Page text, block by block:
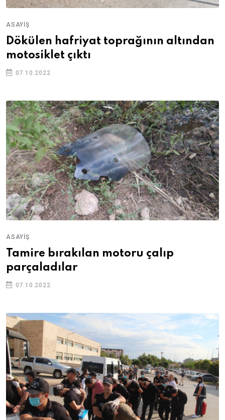
ASAYIŞ
Dökülen hafriyat toprağının altından
motosiklet çıktı
07.10.2022
ASAYIŞ
Tamire bırakılan motoru çalıp
parçaladılar
07.10.2022